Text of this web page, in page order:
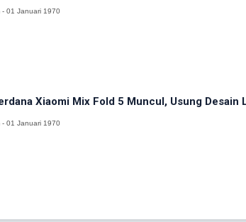
- 01 Januari 1970
Xiaomi Mix Fold 5 Muncul, Usung Desain
- 01 Januari 1970